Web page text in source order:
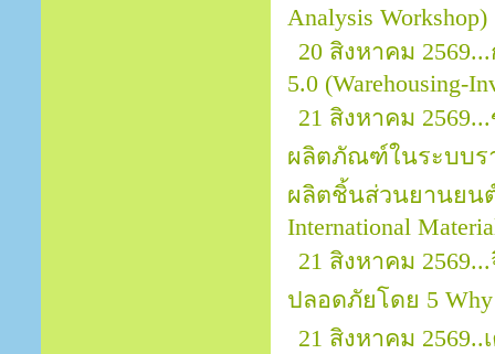
Analysis Workshop)
20 สิงหาคม
5.0 (Warehousing-
21 สิงหาคม
ผลิตภัณฑ์ในระบบร
ผลิตชิ้นส่วนยานยนต์
International
21 สิงหาคม
ปลอดภัยโดย 5 Why
21 สิงหาคม